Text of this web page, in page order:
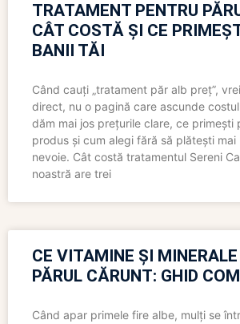
TRATAMENT PENTRU
CÂT COSTĂ ȘI CE
BANII TĂI
Când cauți „tratament păr alb preț”,
direct, nu o pagină care ascunde
dăm mai jos prețurile clare, ce primești
produs și cum alegi fără să plătești
nevoie. Cât costă tratamentul Sereni
noastră are trei
CE VITAMINE ȘI
PĂRUL CĂRUNT: GHID
Când apar primele fire albe, mulți se